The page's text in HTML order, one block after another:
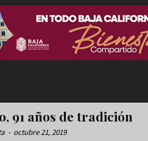
91 años de tradición
- octubre 21, 2019